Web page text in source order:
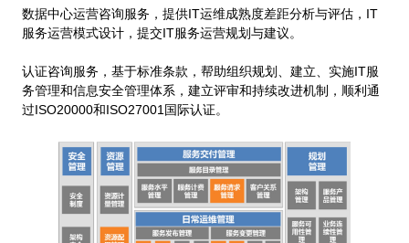
数据中心运营咨询服务，提供IT运维成熟度差距分析与评估，IT
服务运营模式设计，提交IT服务运营规划与建议。
认证咨询服务，基于标准条款，帮助组织规划、建立、实施IT服
务管理和信息安全管理体系，建立评审和持续改进机制，顺利通
过ISO20000和ISO27001国际认证。